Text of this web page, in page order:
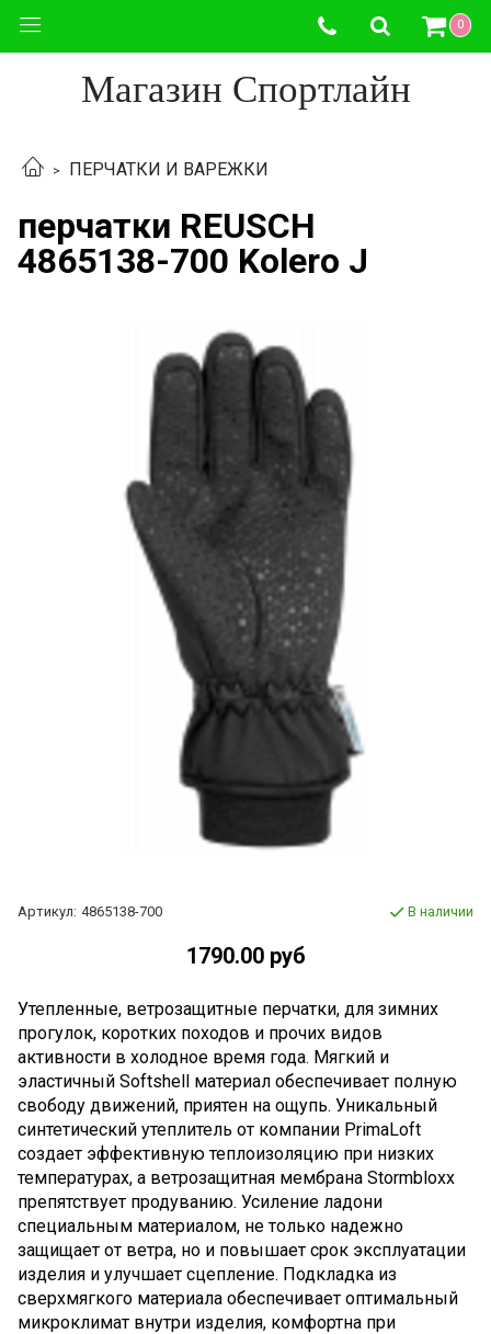
0
Магазин Спортлайн
ПЕРЧАТКИ И ВАРЕЖКИ
перчатки REUSCH
4865138-700 Kolero J
Артикул: 4865138-700 В наличии
1790.00 руб
Утепленные, ветрозащитные перчатки, для зимних
прогулок, коротких походов и прочих видов
активности в холодное время года. Мягкий и
эластичный Softshell материал обеспечивает полную
свободу движений, приятен на ощупь. Уникальный
синтетический утеплитель от компании PrimaLoft
создает эффективную теплоизоляцию при низких
температурах, а ветрозащитная мембрана Stormbloxx
препятствует продуванию. Усиление ладони
специальным материалом, не только надежно
защищает от ветра, но и повышает срок эксплуатации
изделия и улучшает сцепление. Подкладка из
сверхмягкого материала обеспечивает оптимальный
микроклимат внутри изделия, комфортна при